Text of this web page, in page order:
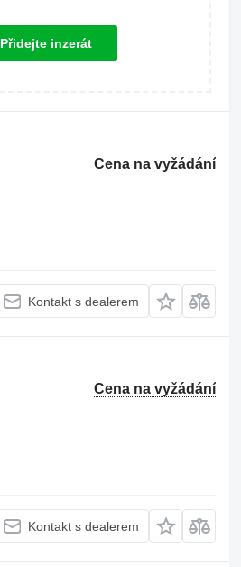
Přidejte inzerát
Cena na vyžádání
Kontakt s dealerem
Cena na vyžádání
Kontakt s dealerem